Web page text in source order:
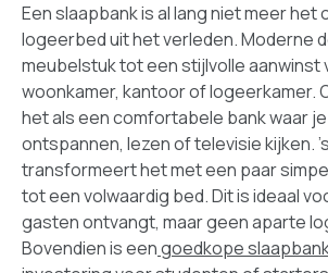
Een slaapbank is al lang niet meer het
logeerbed uit het verleden. Moderne
meubelstuk tot een stijlvolle aanwinst
woonkamer, kantoor of logeerkamer.
het als een comfortabele bank waar
ontspannen, lezen of televisie kijken.
transformeert het met een paar
tot een volwaardig bed. Dit is ideaal
gasten ontvangt, maar geen aparte
Bovendien is eengoedkope